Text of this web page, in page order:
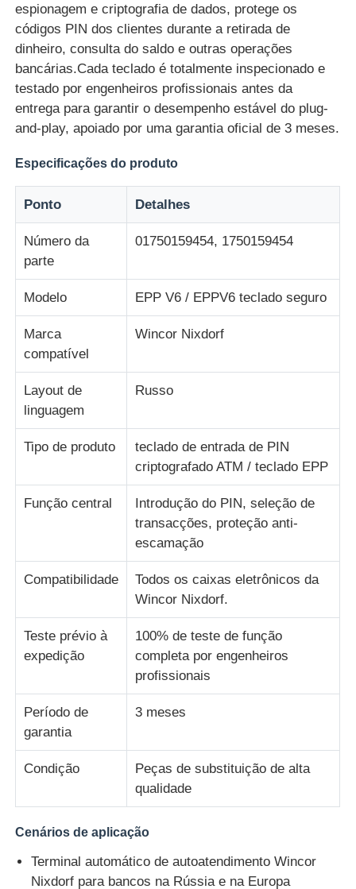
Casa
Produtos
Vídeos
Quem Somos
Fale Conosco
Pedir um orçamento
Diebold Partes de caixas automáticas
Peças ATM Wincor
Partes de caixas eletrónicos Hyosung
Partes de caixas eletrônicos Fujitsu
Peças de caixas eletrônicos Hitachi
Peças de GRG ATM
espionagem e criptografia de dados, protege os
códigos PIN dos clientes durante a retirada de
dinheiro, consulta do saldo e outras operações
bancárias.Cada teclado é totalmente inspecionado e
testado por engenheiros profissionais antes da
entrega para garantir o desempenho estável do plug-
and-play, apoiado por uma garantia oficial de 3 meses.
Especificações do produto
Ponto Detalhes
Número da
parte
01750159454, 1750159454
Modelo EPP V6 / EPPV6 teclado seguro
Marca
compatível
Wincor Nixdorf
Layout de
linguagem
Russo
Tipo de produto
teclado de entrada de PIN
criptografado ATM / teclado EPP
Função central
Introdução do PIN, seleção de
transacções, proteção anti-
escamação
Compatibilidade
Todos os caixas eletrônicos da
Wincor Nixdorf.
Teste prévio à
expedição
100% de teste de função
completa por engenheiros
profissionais
Período de
garantia
3 meses
Condição
Peças de substituição de alta
qualidade
Cenários de aplicação
Terminal automático de autoatendimento Wincor
Nixdorf para bancos na Rússia e na Europa